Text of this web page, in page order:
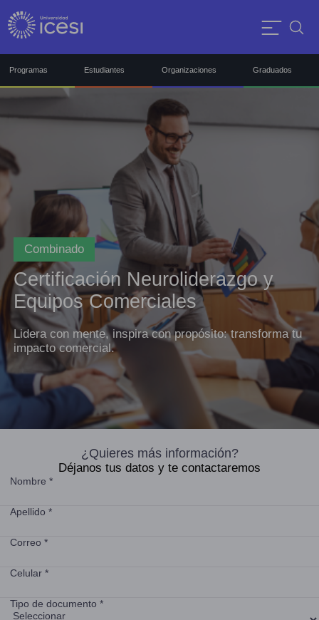
Programas Estudiantes Organizaciones Graduados
Combinado
Certificación Neuroliderazgo y
Equipos Comerciales
Lidera con mente, inspira con propósito: transforma tu
impacto comercial.
¿Quieres más información?
Déjanos tus datos y te contactaremos
Nombre *
Apellido *
Correo *
Celular *
Tipo de documento *